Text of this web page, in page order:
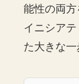
能性の両
イニシア
た大きな一